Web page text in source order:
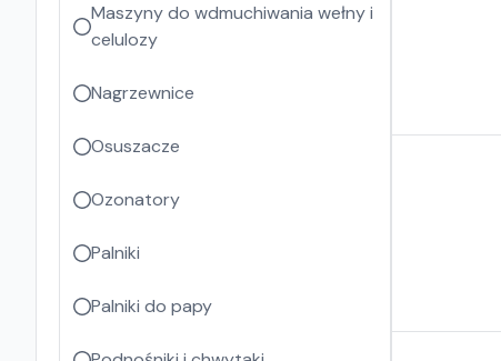
Maszyny do wdmuchiwania wełny i
celulozy
Nagrzewnice
Osuszacze
Ozonatory
Palniki
Palniki do papy